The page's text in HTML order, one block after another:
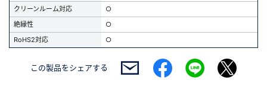
クリーンルーム対応
○
絶縁性
○
RoHS2対応
○
この製品をシェアする